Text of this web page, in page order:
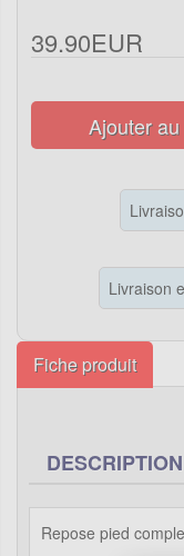
39.90EUR
Ajouter
Livraison
Fiche produit
DESCRIPTION
Repose pied